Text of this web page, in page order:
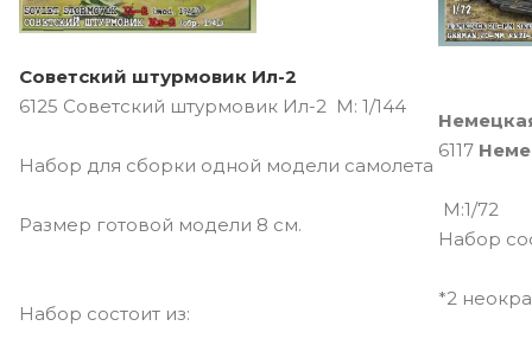
Советский штурмовик Ил-2
6125 Советский штурмовик Ил-2 М: 1/144
Набор для сборки одной модели самолета
Размер готовой модели 8 см.
Набор состоит из:
6117
М:1/72
Набор
*2